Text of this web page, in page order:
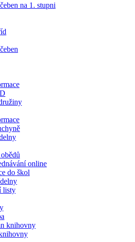
na 1. stupni
online
do škol
listy
knihovny